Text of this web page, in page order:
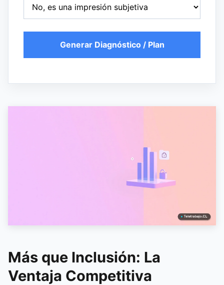
Generar Diagnóstico / Plan
Más que Inclusión: La
Ventaja Competitiva